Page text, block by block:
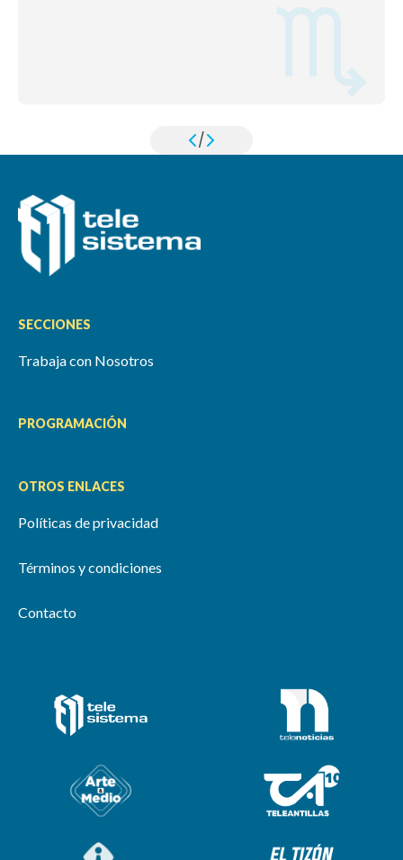
/
SECCIONES
Trabaja con Nosotros
PROGRAMACIÓN
OTROS ENLACES
Políticas de privacidad
Términos y condiciones
Contacto